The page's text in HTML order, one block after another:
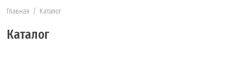
Главная / Каталог
Каталог